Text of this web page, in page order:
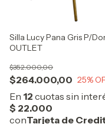
Silla Lucy Pana Gris P/
OUTLET
$264.000,00
$352.000,00
25%